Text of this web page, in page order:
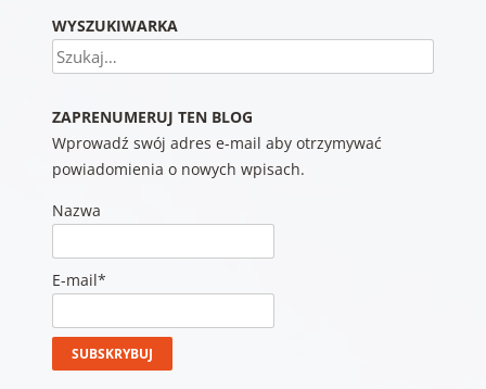
WYSZUKIWARKA
Szukaj
ZAPRENUMERUJ TEN BLOG
Wprowadź swój adres e-mail aby otrzymywać
powiadomienia o nowych wpisach.
Nazwa
E-mail*